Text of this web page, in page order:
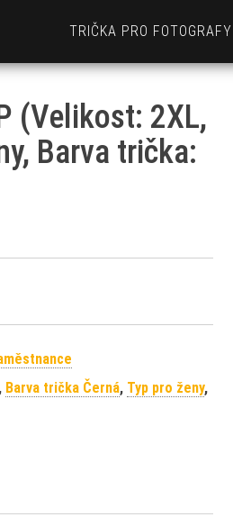
TRIČKA PRO FOTOGRAFY
(Velikost: 2XL,
Barva trička:
, Barva trička Černá, Typ pro ženy,